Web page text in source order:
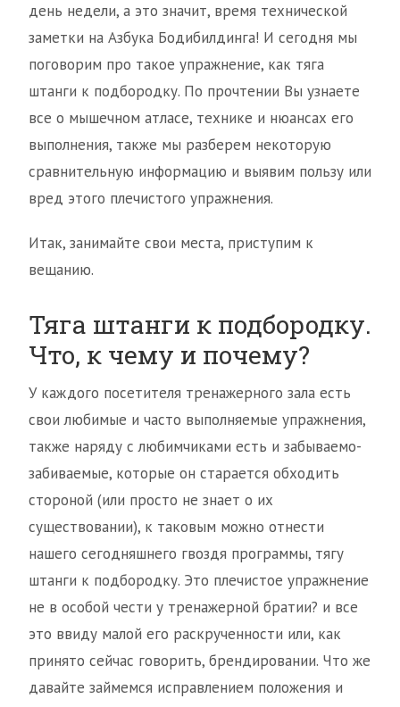
день недели, а это значит, время технической
заметки на Азбука Бодибилдинга! И сегодня мы
поговорим про такое упражнение, как тяга
штанги к подбородку. По прочтении Вы узнаете
все о мышечном атласе, технике и нюансах его
выполнения, также мы разберем некоторую
сравнительную информацию и выявим пользу или
вред этого плечистого упражнения.
Итак, занимайте свои места, приступим к
вещанию.
Тяга штанги к подбородку.
Что, к чему и почему?
У каждого посетителя тренажерного зала есть
свои любимые и часто выполняемые упражнения,
также наряду с любимчиками есть и забываемо-
забиваемые, которые он старается обходить
стороной (или просто не знает о их
существовании), к таковым можно отнести
нашего сегодняшнего гвоздя программы, тягу
штанги к подбородку. Это плечистое упражнение
не в особой чести у тренажерной братии? и все
это ввиду малой его раскрученности или, как
принято сейчас говорить, брендировании. Что же
давайте займемся исправлением положения и